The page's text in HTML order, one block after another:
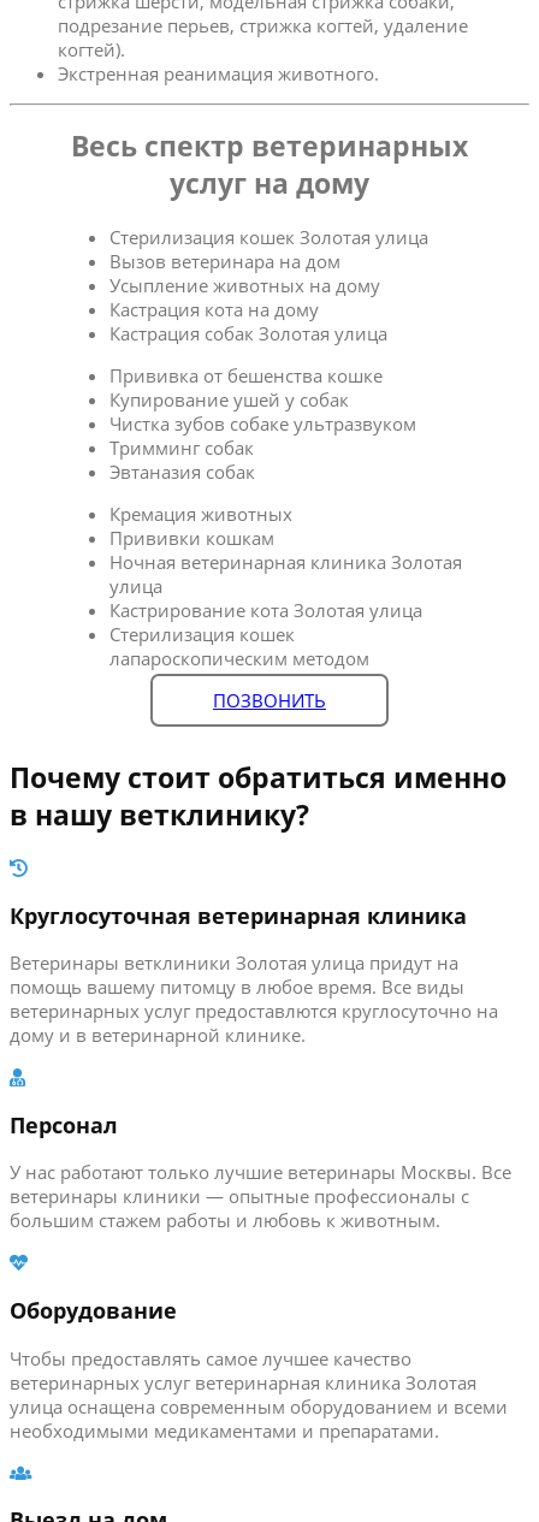
подрезание перьев, стрижка когтей, удаление
когтей).
Экстренная реанимация животного.
Весь спектр ветеринарных
услуг на дому
Стерилизация кошек Золотая улица
Вызов ветеринара на дом
Усыпление животных на дому
Кастрация кота на дому
Кастрация собак Золотая улица
Прививка от бешенства кошке
Купирование ушей у собак
Чистка зубов собаке ультразвуком
Тримминг собак
Эвтаназия собак
Кремация животных
Прививки кошкам
Ночная ветеринарная клиника Золотая
улица
Кастрирование кота Золотая улица
Стерилизация кошек
лапароскопическим методом
ПОЗВОНИТЬ
Почему стоит обратиться именно
в нашу ветклинику?
Круглосуточная ветеринарная клиника
Ветеринары ветклиники Золотая улица придут на
помощь вашему питомцу в любое время. Все виды
ветеринарных услуг предоставлются круглосуточно на
дому и в ветеринарной клинике.
Персонал
У нас работают только лучшие ветеринары Москвы. Все
ветеринары клиники — опытные профессионалы с
большим стажем работы и любовь к животным.
Оборудование
Чтобы предоставлять самое лучшее качество
ветеринарных услуг ветеринарная клиника Золотая
улица оснащена современным оборудованием и всеми
необходимыми медикаментами и препаратами.